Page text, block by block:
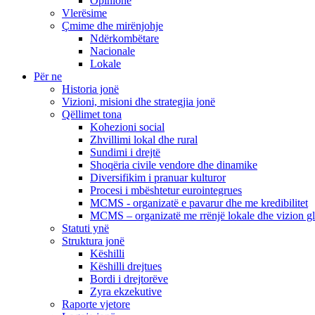
Vlerësime
Çmime dhe mirënjohje
Ndërkombëtare
Nacionale
Lokale
Për ne
Historia jonë
Vizioni, misioni dhe strategjia jonë
Qëllimet tona
Kohezioni social
Zhvillimi lokal dhe rural
Sundimi i drejtë
Shoqëria civile vendore dhe dinamike
Diversifikim i pranuar kulturor
Procesi i mbështetur eurointegrues
MCMS - organizatë e pavarur dhe me kredibilitet
MCMS – organizatë me rrënjë lokale dhe vizion
Statuti ynë
Struktura jonë
Këshilli
Këshilli drejtues
Bordi i drejtorëve
Zyra ekzekutive
Raporte vjetore